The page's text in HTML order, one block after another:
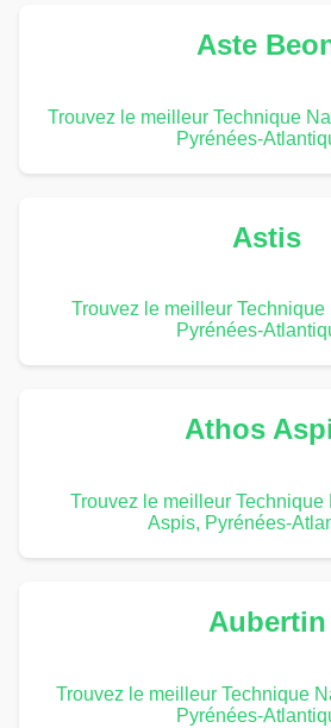
Aste
Trouvez le meilleur Technique
Pyrénées-
Astis
Trouvez le meilleur Technique
Pyrénées-
Athos
Trouvez le meilleur Technique
Aspis, Pyrénées-
Aubertin
Trouvez le meilleur Technique
Pyrénées-